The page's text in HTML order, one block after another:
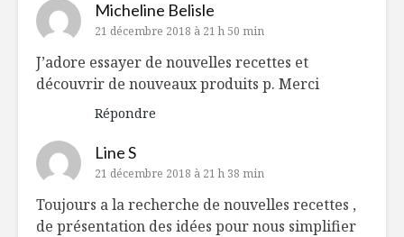
Micheline Belisle
21 décembre 2018 à 21 h 50 min
J’adore essayer de nouvelles recettes et
découvrir de nouveaux produits p. Merci
Répondre
Line S
21 décembre 2018 à 21 h 38 min
Toujours a la recherche de nouvelles recettes ,
de présentation des idées pour nous simplifier